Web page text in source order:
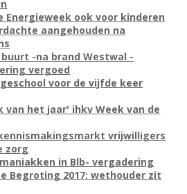
Energieweek ook voor kinderen
aangehouden na
buurt -na brand Westwal -
vergoed
voor de vijfde keer
van het jaar' ihkv Week van de
vrijwilligers
zorg
in Blb- vergadering
Begroting 2017: wethouder zit